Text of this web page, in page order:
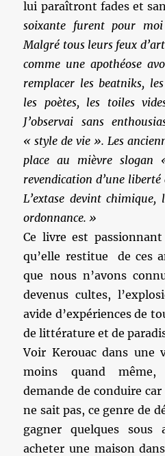
lui paraîtront fades et
soixante furent pour moi
Malgré tous leurs feux
comme une apothéose
remplacer les beatniks,
les poètes, les toiles
J’observai sans
« style de vie ». Les
place au mièvre
revendication d’une
L’extase devint
ordonnance. »
Ce livre est
qu’elle restitue de ces
que nous n’avons
devenus cultes,
avide d’expériences de
de littérature et de
Voir Kerouac dans une
moins quand
demande de conduire
ne sait pas, ce genre de
gagner quelques sous
acheter une maison